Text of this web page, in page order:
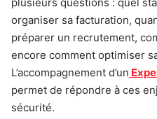
organiser sa facturation,
préparer un recrutement,
encore comment optimiser
L’accompagnement d’un
permet de répondre à ces
sécurité.